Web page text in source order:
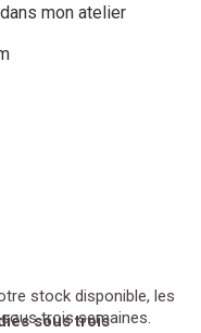
mon atelier
stock disponible, les
trois semaines.
sous trois